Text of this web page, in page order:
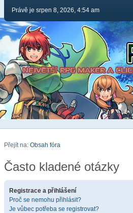
Právě je srpen 8, 2026, 4:54 am
Přejít na: Obsah fóra
Často kladené otázky
Registrace a přihlášení
Proč se nemohu přihlásit?
Je vůbec potřeba se registrovat?